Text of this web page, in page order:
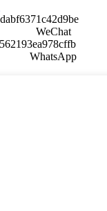
WeChat
WhatsApp